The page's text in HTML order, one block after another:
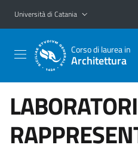
Vai al contenuto principale
Vai al menu di navigazione
Università di Catania
Corso di laurea in
Architettura